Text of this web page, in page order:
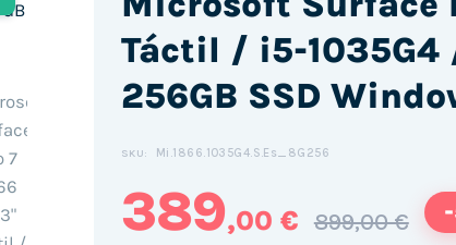
Táctil / i5-1035G4
256GB SSD
SKU: Mi.1866.1035G4.S.Es_8G256
389,00 € 899,00 €